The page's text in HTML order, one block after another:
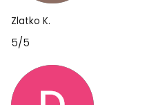
Zlatko K.
5/5